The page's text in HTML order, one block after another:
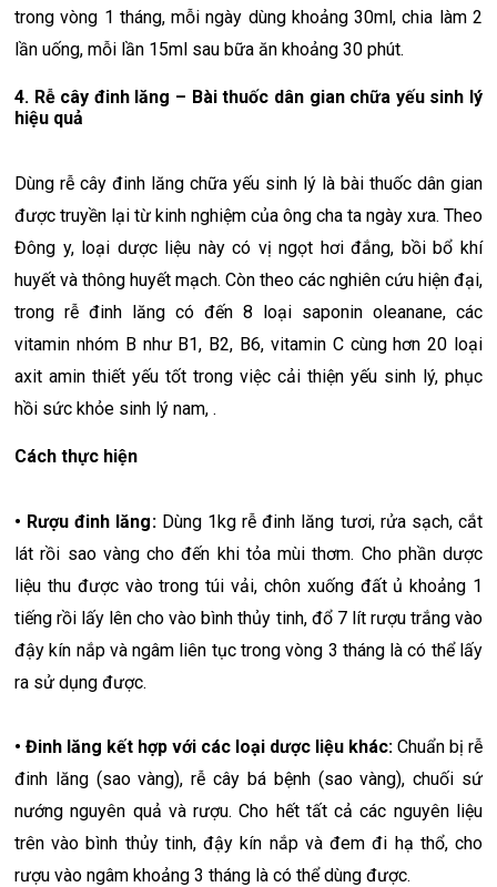
trong vòng 1 tháng, mỗi ngày dùng khoảng 30ml, chia làm 2
lần uống, mỗi lần 15ml sau bữa ăn khoảng 30 phút.
4. Rễ cây đinh lăng – Bài thuốc dân gian chữa yếu sinh lý
hiệu quả
Dùng rễ cây đinh lăng chữa yếu sinh lý là bài thuốc dân gian
được truyền lại từ kinh nghiệm của ông cha ta ngày xưa. Theo
Đông y, loại dược liệu này có vị ngọt hơi đắng, bồi bổ khí
huyết và thông huyết mạch. Còn theo các nghiên cứu hiện đại,
trong rễ đinh lăng có đến 8 loại saponin oleanane, các
vitamin nhóm B như B1, B2, B6, vitamin C cùng hơn 20 loại
axit amin thiết yếu tốt trong việc cải thiện yếu sinh lý, phục
hồi sức khỏe sinh lý nam, .
Cách thực hiện
• Rượu đinh lăng: Dùng 1kg rễ đinh lăng tươi, rửa sạch, cắt
lát rồi sao vàng cho đến khi tỏa mùi thơm. Cho phần dược
liệu thu được vào trong túi vải, chôn xuống đất ủ khoảng 1
tiếng rồi lấy lên cho vào bình thủy tinh, đổ 7 lít rượu trắng vào
đậy kín nắp và ngâm liên tục trong vòng 3 tháng là có thể lấy
ra sử dụng được.
• Đinh lăng kết hợp với các loại dược liệu khác: Chuẩn bị rễ
đinh lăng (sao vàng), rễ cây bá bệnh (sao vàng), chuối sứ
nướng nguyên quả và rượu. Cho hết tất cả các nguyên liệu
trên vào bình thủy tinh, đậy kín nắp và đem đi hạ thổ, cho
rượu vào ngâm khoảng 3 tháng là có thể dùng được.